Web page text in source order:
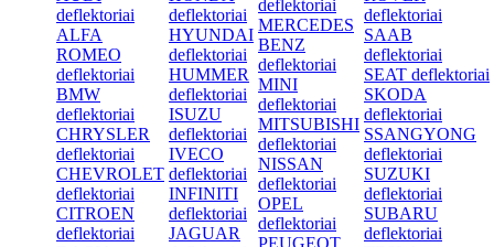
deflektoriai
ALFA
ROMEO
deflektoriai
BMW
deflektoriai
CHRYSLER
deflektoriai
CHEVROLET
deflektoriai
CITROEN
deflektoriai
deflektoriai
HYUNDAI
deflektoriai
HUMMER
deflektoriai
ISUZU
deflektoriai
IVECO
deflektoriai
INFINITI
deflektoriai
JAGUAR
deflektoriai
MERCEDES
BENZ
deflektoriai
MINI
deflektoriai
MITSUBISHI
deflektoriai
NISSAN
deflektoriai
OPEL
deflektoriai
PEUGEOT
deflektoriai
SAAB
deflektoriai
SEAT deflektoriai
SKODA
deflektoriai
SSANGYONG
deflektoriai
SUZUKI
deflektoriai
SUBARU
deflektoriai